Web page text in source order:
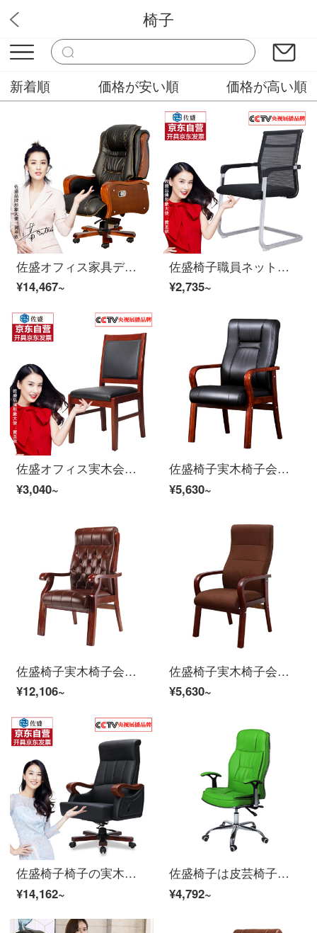
ボス家具
椅子
新着順 価格が安い順 価格が高い順
佐盛オフィス家具デスクデスクマネージャーデスクデスクデスク塗装総裁テーブルと椅子の組み合わせ椅子zs-05
¥14,467~
佐盛椅子職員ネットチェア会議椅子弓形椅子家庭用椅子レジャーチェア
¥2,735~
佐盛オフィス実木会議椅子ファッション簡単社員麻雀椅子コンピュータ人体工学皮革椅子
¥3,040~
佐盛椅子実木椅子会議椅子書斎椅子家庭麻雀椅子黒西皮＋スプリングシートシートシート
¥5,630~
佐盛椅子実木椅子会議椅子書斎椅子家庭麻雀椅子ブラウン牛革+ラテックススプリングシートシート
¥12,106~
佐盛椅子実木椅子会議椅子書斎椅子家庭麻雀椅子布芸ブラウン
¥5,630~
佐盛椅子椅子の実木総裁椅子の人体工学椅子は横になって昇降可能な回転椅子です。
¥14,162~
佐盛椅子は皮芸椅子に横になることができます。
¥4,792~